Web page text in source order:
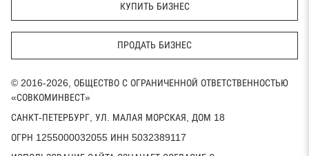
КУПИТЬ БИЗНЕС
ПРОДАТЬ БИЗНЕС
© 2016-2026, ОБЩЕСТВО С ОГРАНИЧЕННОЙ ОТВЕТСТВЕННОСТЬЮ
«СОВКОМИНВЕСТ»
САНКТ-ПЕТЕРБУРГ, УЛ. МАЛАЯ МОРСКАЯ, ДОМ 18
ОГРН 1255000032055 ИНН 5032389117